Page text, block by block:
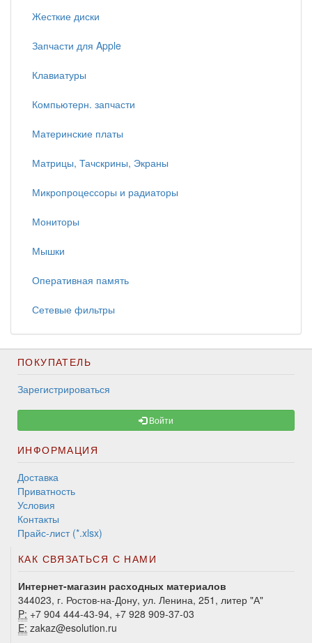
Жесткие диски
Запчасти для Apple
Клавиатуры
Компьютерн. запчасти
Материнские платы
Матрицы, Тачскрины, Экраны
Микропроцессоры и радиаторы
Мониторы
Мышки
Оперативная память
Сетевые фильтры
ПОКУПАТЕЛЬ
Зарегистрироваться
Войти
ИНФОРМАЦИЯ
Доставка
Приватность
Условия
Контакты
Прайс-лист (*.xlsx)
КАК СВЯЗАТЬСЯ С НАМИ
Интернет-магазин расходных материалов
344023, г. Ростов-на-Дону, ул. Ленина, 251, литер "А"
P: +7 904 444-43-94, +7 928 909-37-03
E: zakaz@esolution.ru